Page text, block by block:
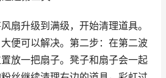
扇升级到满级，开始清理道具。
便可以解决。第二步：在第二波
放一把扇子。凳子和扇子会一起